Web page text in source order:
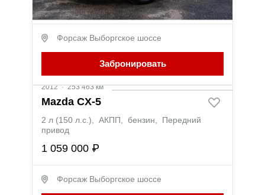
1 279 000 ₽
Форсаж Выборгское шоссе
Забронировать
2012·253 463 км
Mazda CX-5
2 л (150 л.с.), АКПП, бензин, Передний
привод
1 059 000 ₽
Форсаж Выборгское шоссе